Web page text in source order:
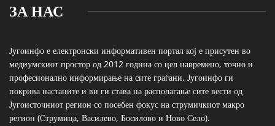
ЗА НАС
Југоинфо е електронски информативен портал кој е присутен во
медиумскиот простор од 2012 година со цел навремено, точно и
професионално информирање на сите граѓани. Југоинфо ги
покрива настаните и ви ги става на располагање сите вести од
Југоисточниот регион со посебен фокус на струмичкиот макро
регион (Струмица, Василево, Босилово и Ново Село).